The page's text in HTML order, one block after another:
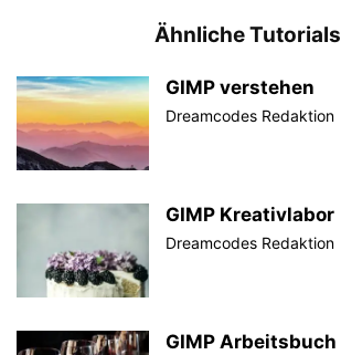
Ähnliche Tutorials
GIMP verstehen
Dreamcodes Redaktion
GIMP Kreativlabor
Dreamcodes Redaktion
GIMP Arbeitsbuch